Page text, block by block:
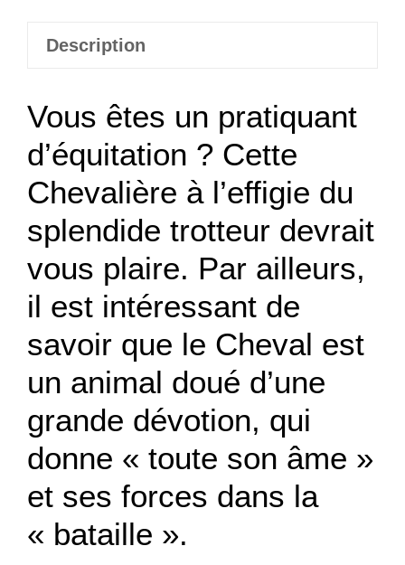
de
Description
Vous êtes un pratiquant
d’équitation ? Cette
Chevalière à l’effigie du
splendide trotteur devrait
vous plaire. Par ailleurs,
il est intéressant de
savoir que le Cheval est
un animal doué d’une
grande dévotion, qui
donne « toute son âme »
et ses forces dans la
« bataille ».